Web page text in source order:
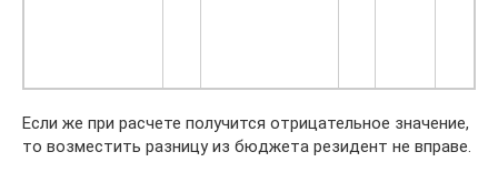
Если же при расчете получится отрицательное значение,
то возместить разницу из бюджета резидент не вправе.